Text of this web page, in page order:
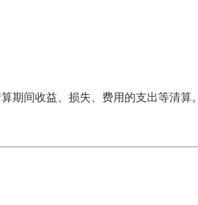
间收益、损失、费用的支出等清算。